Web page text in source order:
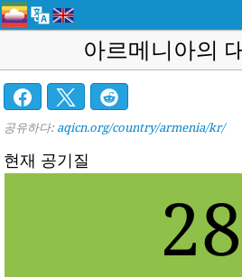
아르메니아의
공유하다: aqicn.org/country/armenia/kr/
현재 공기질
28